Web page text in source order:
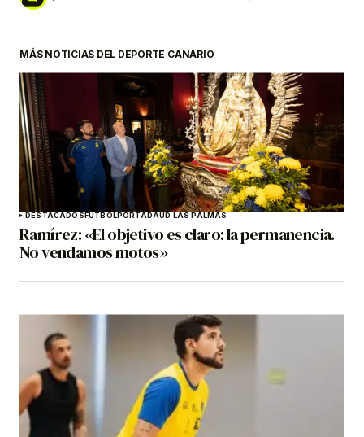
MÁS NOTICIAS DEL DEPORTE CANARIO
DESTACADOS FÚTBOLPORTADAUD LAS PALMAS
Ramírez: «El objetivo es claro: la permanencia.
No vendamos motos»